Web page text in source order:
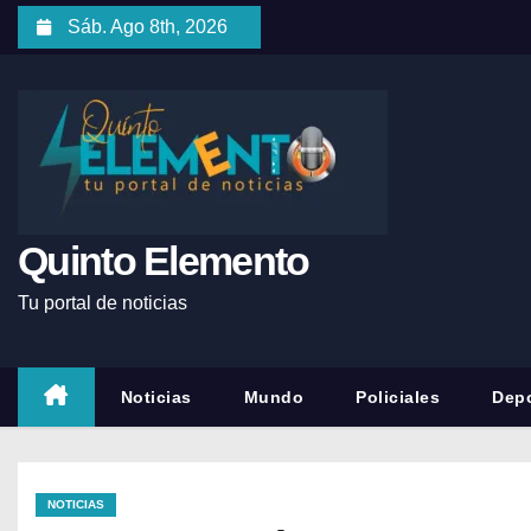
Sáb. Ago 8th, 2026
Quinto Elemento
Tu portal de noticias
Noticias Mundo Policiales
NOTICIAS